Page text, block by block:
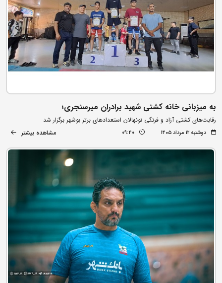
به میزبانی خانه کشتی شهید برادران میرسنجری؛
رقابت‌های کشتی آزاد و فرنگی نونهالان استعدادهای برتر بوشهر برگزار شد
دوشنبه ۱۲ مرداد ۱۴۰۵ 09:40 مشاهده بیشتر